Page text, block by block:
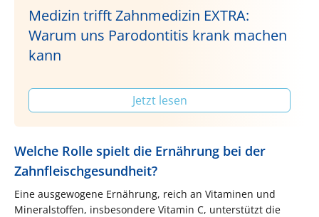
Medizin trifft Zahnmedizin EXTRA:
Warum uns Parodontitis krank machen
kann
Jetzt lesen
Welche Rolle spielt die Ernährung bei der
Zahnfleischgesundheit?
Eine ausgewogene Ernährung, reich an Vitaminen und
Mineralstoffen, insbesondere Vitamin C, unterstützt die